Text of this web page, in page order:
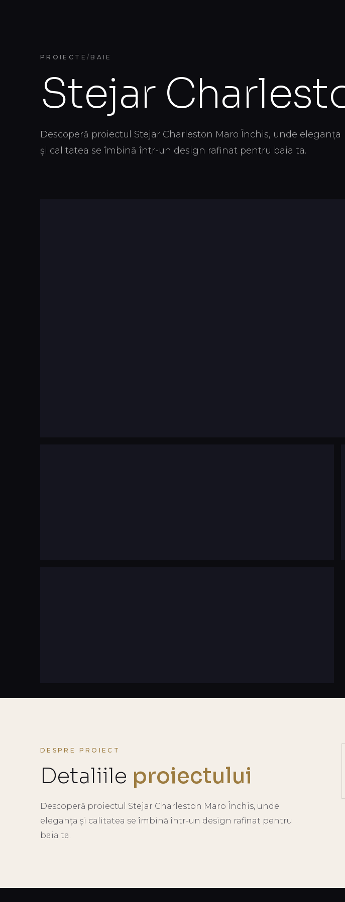
PROIECTE / BAIE
Stejar
Descoperă proiectul Stejar Charleston Maro Închis, unde eleganța
și calitatea se îmbină într-un design rafinat pentru baia ta.
DESPRE PROIECT
Detaliile proiectului
Descoperă proiectul Stejar Charleston Maro Închis, unde
eleganța și calitatea se îmbină într-un design rafinat pentru
baia ta.